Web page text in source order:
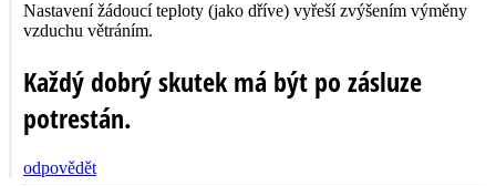
Nastavení žádoucí teploty (jako dříve) vyřeší zvýšením výměny
vzduchu větráním.
Každý dobrý skutek má být po zásluze
potrestán.
odpovědět